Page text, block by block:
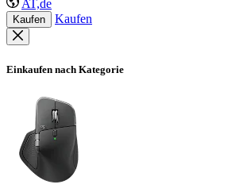
AT,de
Kaufen Kaufen
Einkaufen nach Kategorie